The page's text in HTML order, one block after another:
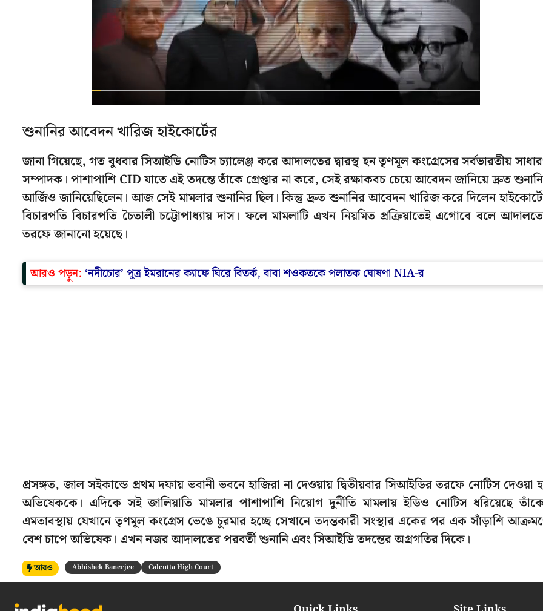
শুনানির আবেদন খারিজ হাইকোর্টের
জানা গিয়েছে, গত বুধবার সিআইডি নোটিস চ্যালেঞ্জ করে আদালতের দ্বারস্থ হন তৃণমূল কংগ্রেসের সর্বভারতীয়
সম্পাদক। পাশাপাশি CID যাতে এই তদন্তে তাঁকে গ্রেপ্তার না করে, সেই রক্ষাকবচ চেয়ে আবেদন জানিয়ে দ্রুত
আর্জিও জানিয়েছিলেন। আজ সেই মামলার শুনানির ছিল। কিন্তু দ্রুত শুনানির আবেদন খারিজ করে দিলেন
বিচারপতি বিচারপতি চৈতালী চট্টোপাধ্যায় দাস। ফলে মামলাটি এখন নিয়মিত প্রক্রিয়াতেই এগোবে বলে
তরফে জানানো হয়েছে।
আরও পড়ুন: ‘নদীচোর’ পুত্র ইমরানের ক্যাফে ঘিরে বিতর্ক, বাবা শওকতকে পলাতক ঘোষণা NIA-র
প্রসঙ্গত, জাল সইকান্ডে প্রথম দফায় ভবানী ভবনে হাজিরা না দেওয়ায় দ্বিতীয়বার সিআইডির তরফে নোটিস দেওয়া
অভিষেককে। এদিকে সই জালিয়াতি মামলার পাশাপাশি নিয়োগ দুর্নীতি মামলায় ইডিও নোটিস ধরিয়েছে
এমতাবস্থায় যেখানে তৃণমূল কংগ্রেস ভেঙে চুরমার হচ্ছে সেখানে তদন্তকারী সংস্থার একের পর এক সাঁড়াশি
বেশ চাপে অভিষেক। এখন নজর আদালতের পরবর্তী শুনানি এবং সিআইডি তদন্তের অগ্রগতির দিকে।
আরও Abhishek Banerjee Calcutta High Court